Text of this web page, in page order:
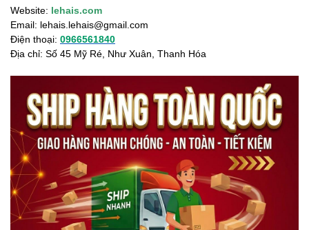
Website: lehais.com
Email: lehais.lehais@gmail.com
Điện thoại: 0966561840
Địa chỉ: Số 45 Mỹ Ré, Như Xuân, Thanh Hóa